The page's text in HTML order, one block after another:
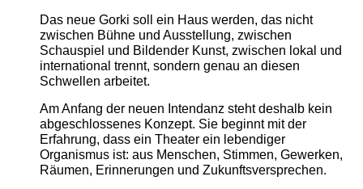
Das neue Gorki soll ein Haus werden, das nicht
zwischen Bühne und Ausstellung, zwischen
Schauspiel und Bildender Kunst, zwischen lokal und
international trennt, sondern genau an diesen
Schwellen arbeitet.
Am Anfang der neuen Intendanz steht deshalb kein
abgeschlossenes Konzept. Sie beginnt mit der
Erfahrung, dass ein Theater ein lebendiger
Organismus ist: aus Menschen, Stimmen, Gewerken,
Räumen, Erinnerungen und Zukunftsversprechen.